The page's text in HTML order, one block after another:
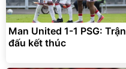
Man United 1-1 PSG: Trận
đấu kết thúc